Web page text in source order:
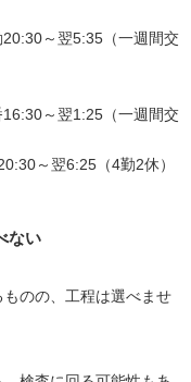
～翌5:35（一週間交
～翌1:25（一週間交
～翌6:25（4勤2休）
ない
のの、工程は選べませ